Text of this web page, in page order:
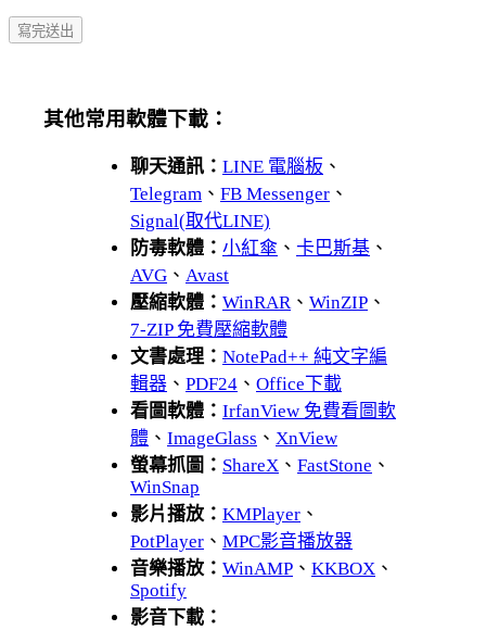
其他常用軟體下載：
聊天通訊： LINE 電腦板 、
Telegram 、 FB Messenger 、
Signal(取代LINE)
防毒軟體： 小紅傘 、 卡巴斯基 、
AVG 、 Avast
壓縮軟體： WinRAR、 WinZIP 、
7-ZIP 免費壓縮軟體
文書處理： NotePad++ 純文字編
輯器 、 PDF24 、 Office下載
看圖軟體： IrfanView 免費看圖軟
體 、 ImageGlass 、 XnView
螢幕抓圖： ShareX 、 FastStone 、
WinSnap
影片播放： KMPlayer 、
PotPlayer 、 MPC影音播放器
音樂播放： WinAMP 、 KKBOX 、
Spotify
影音下載：